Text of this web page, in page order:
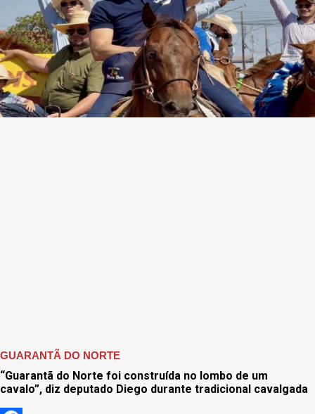
GUARANTÃ DO NORTE
“Guarantã do Norte foi construída no lombo de um
cavalo”, diz deputado Diego durante tradicional cavalgada